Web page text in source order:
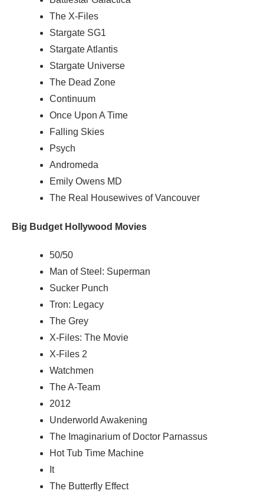
The X-Files
Stargate SG1
Stargate Atlantis
Stargate Universe
The Dead Zone
Continuum
Once Upon A Time
Falling Skies
Psych
Andromeda
Emily Owens MD
The Real Housewives of Vancouver
Big Budget Hollywood Movies
50/50
Man of Steel: Superman
Sucker Punch
Tron: Legacy
The Grey
X-Files: The Movie
X-Files 2
Watchmen
The A-Team
2012
Underworld Awakening
The Imaginarium of Doctor Parnassus
Hot Tub Time Machine
It
The Butterfly Effect